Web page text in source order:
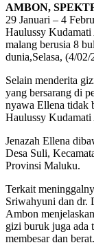
AMBON,
29 Januari – 4
Haulussy
malang berusia 8
dunia,Selasa, (4/
Selain menderita
yang bersarang di
nyawa Ellena tidak
Haulussy Kudamati
Jenazah Ellena
Desa Suli,
Provinsi Maluku.
Terkait
Sriwahyuni dan dr.
Ambon
gizi buruk juga ada
membesar dan berat.